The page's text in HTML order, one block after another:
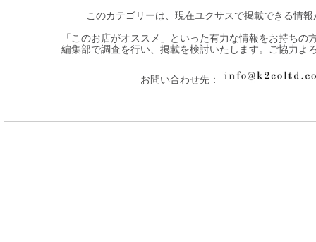
このカテゴリーは、現在ユクサスで掲載できる情
「このお店がオススメ」といった有力な情報をお持ちの
編集部で調査を行い、掲載を検討いたします。ご協力よ
お問い合わせ先：